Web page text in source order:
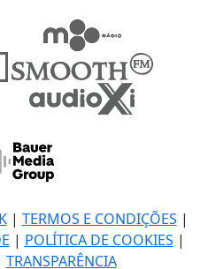
| TERMOS E CONDIÇÕES |
| POLÍTICA DE COOKIES |
TRANSPARÊNCIA